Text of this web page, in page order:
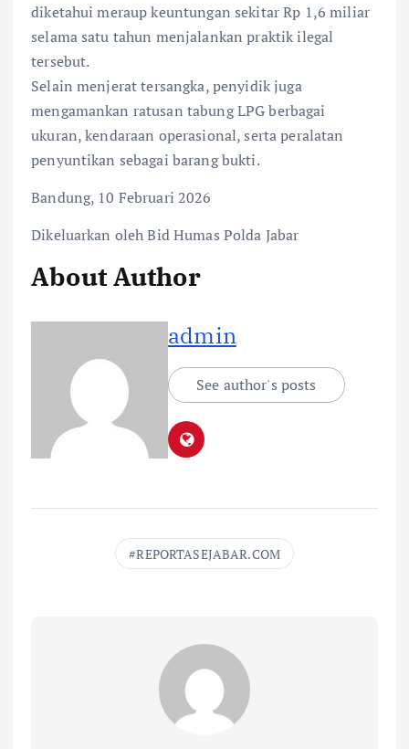
diketahui meraup keuntungan sekitar Rp 1,6 miliar
selama satu tahun menjalankan praktik ilegal
tersebut.
Selain menjerat tersangka, penyidik juga
mengamankan ratusan tabung LPG berbagai
ukuran, kendaraan operasional, serta peralatan
penyuntikan sebagai barang bukti.
Bandung, 10 Februari 2026
Dikeluarkan oleh Bid Humas Polda Jabar
About Author
admin
See author's posts
REPORTASEJABAR.COM